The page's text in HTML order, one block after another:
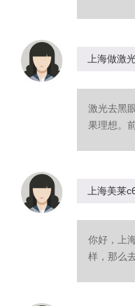
上海做激
激光去黑
果理想。
上海美莱
你好，上
样，那么